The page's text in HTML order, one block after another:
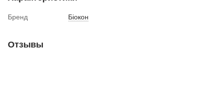
Бренд Біокон
Отзывы